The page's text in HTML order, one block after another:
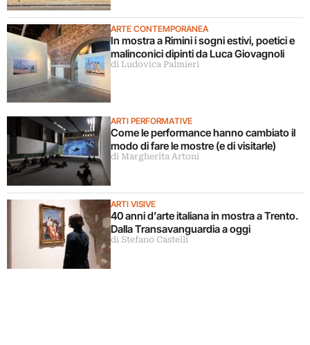
ARTE CONTEMPORANEA
In mostra a Rimini i sogni estivi, poetici e
malinconici dipinti da Luca Giovagnoli
di Ludovica Palmieri
ARTI PERFORMATIVE
Come le performance hanno cambiato il
modo di fare le mostre (e di visitarle)
di Margherita Artoni
ARTI VISIVE
40 anni d’arte italiana in mostra a Trento.
Dalla Transavanguardia a oggi
di Stefano Castelli